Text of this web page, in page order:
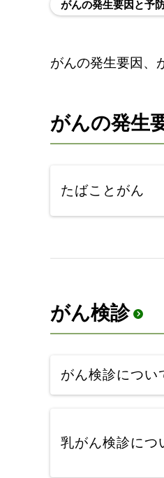
がんの発生要因と予
がんの発生要因、
がんの発生
たばことがん
がん検診
がん検診につい
乳がん検診につ